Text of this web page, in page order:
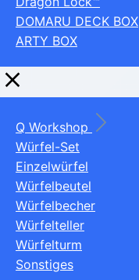
DOMARU DECK BOX
ARTY BOX
Q Workshop
Würfel-Set
Einzelwürfel
Würfelbeutel
Würfelbecher
Würfelteller
Würfelturm
Sonstiges